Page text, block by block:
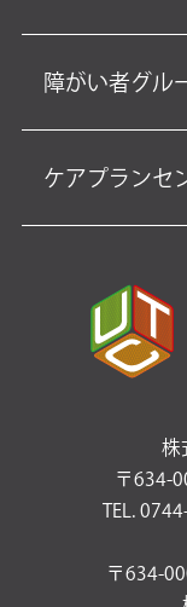
障がい者グル
ケアプランセ
株
〒634-
TEL.
〒634-